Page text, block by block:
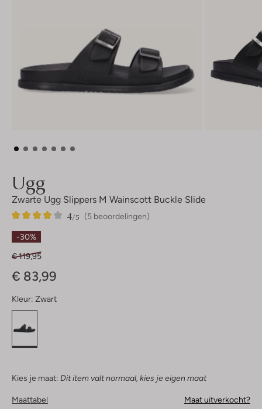
Ugg
Zwarte Ugg Slippers M Wainscott Buckle Slide
(5 beoordelingen)
4/5
5
4
Sterren
-30%
€ 119,95
€ 83,99
Kleur: Zwart
Kies je maat: Dit item valt normaal, kies je eigen maat
Maattabel Maat uitverkocht?